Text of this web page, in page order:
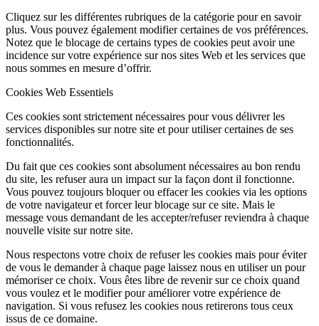
Cliquez sur les différentes rubriques de la catégorie pour en savoir
plus. Vous pouvez également modifier certaines de vos préférences.
Notez que le blocage de certains types de cookies peut avoir une
incidence sur votre expérience sur nos sites Web et les services que
nous sommes en mesure d’offrir.
Cookies Web Essentiels
Ces cookies sont strictement nécessaires pour vous délivrer les
services disponibles sur notre site et pour utiliser certaines de ses
fonctionnalités.
Du fait que ces cookies sont absolument nécessaires au bon rendu
du site, les refuser aura un impact sur la façon dont il fonctionne.
Vous pouvez toujours bloquer ou effacer les cookies via les options
de votre navigateur et forcer leur blocage sur ce site. Mais le
message vous demandant de les accepter/refuser reviendra à chaque
nouvelle visite sur notre site.
Nous respectons votre choix de refuser les cookies mais pour éviter
de vous le demander à chaque page laissez nous en utiliser un pour
mémoriser ce choix. Vous êtes libre de revenir sur ce choix quand
vous voulez et le modifier pour améliorer votre expérience de
navigation. Si vous refusez les cookies nous retirerons tous ceux
issus de ce domaine.